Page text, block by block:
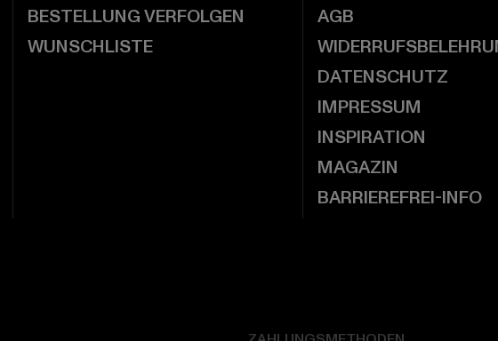
BESTELLUNG VERFOLGEN
WUNSCHLISTE
AGB
DATENSCHUTZ
IMPRESSUM
INSPIRATION
MAGAZIN
BARRIEREFREI-INFO